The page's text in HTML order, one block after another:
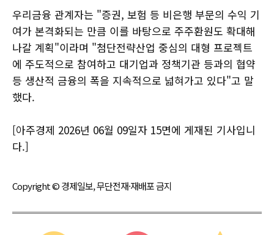
우리금융 관계자는 "증권, 보험 등 비은행 부문의 수익 기
여가 본격화되는 만큼 이를 바탕으로 주주환원도 확대해
나갈 계획"이라며 "첨단전략산업 중심의 대형 프로젝트
에 주도적으로 참여하고 대기업과 정책기관 등과의 협약
등 생산적 금융의 폭을 지속적으로 넓혀가고 있다"고 말
했다.
[아주경제 2026년 06월 09일자 15면에 게재된 기사입니
다.]
Copyright © 경제일보, 무단전재·재배포 금지